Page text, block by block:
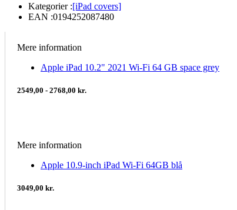
Kategorier :[iPad covers]
EAN :0194252087480
Mere information
Apple iPad 10.2" 2021 Wi-Fi 64 GB space grey
2549,00 - 2768,00 kr.
Mere information
Apple 10.9-inch iPad Wi-Fi 64GB blå
3049,00 kr.